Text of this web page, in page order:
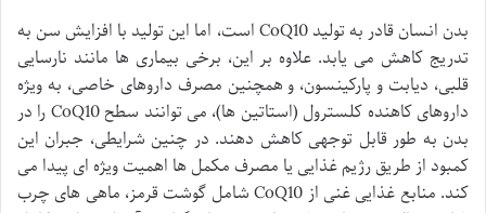
بدن انسان قادر به تولید CoQ10 است، اما این تولید با افزایش سن به
تدریج کاهش می یابد. علاوه بر این، برخی بیماری ها مانند نارسایی
قلبی، دیابت و پارکینسون، و همچنین مصرف داروهای خاصی، به ویژه
داروهای کاهنده کلسترول (استاتین ها)، می توانند سطح CoQ10 را در
بدن به طور قابل توجهی کاهش دهند. در چنین شرایطی، جبران این
کمبود از طریق رژیم غذایی یا مصرف مکمل ها اهمیت ویژه ای پیدا می
کند. منابع غذایی غنی از CoQ10 شامل گوشت قرمز، ماهی های چرب